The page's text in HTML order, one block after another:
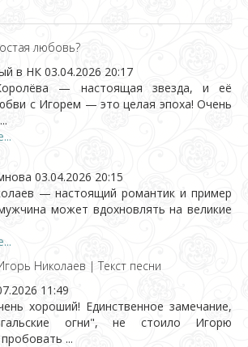
любовь?
в НК 03.04.2026 20:17
— настоящая звезда, и её
с Игорем — это целая эпоха! Очень
03.04.2026 20:15
— настоящий романтик и пример
может вдохновлять на великие
Николаев | Текст песни
11:49
хороший! Единственное замечание,
огни", не стоило Игорю
...